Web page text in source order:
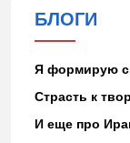
БЛОГИ
Я формирую
Страсть к
И еще про